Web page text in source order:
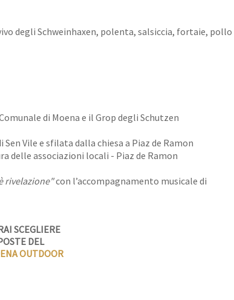
degli Schweinhaxen, polenta, salsiccia, fortaie, pollo
di Moena e il Grop degli Schutzen
Vile e sfilata dalla chiesa a Piaz de Ramon
delle associazioni locali - Piaz de Ramon
rivelazione"con l’accompagnamento musicale di
SCEGLIERE
DEL
OUTDOOR